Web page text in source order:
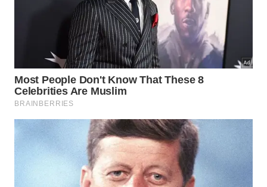
superfícies de madeira;
Massa acrílica ou massa de madeira
para corrigir furos;
Lixas de madeira de diferentes
gramaturas para nivelamento.
Como aplicar os acabamentos finais
com perfeição?
A pintura deve ser iniciada logo após a secagem